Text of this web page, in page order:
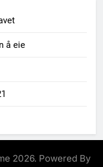
å eie
2026. Powered By